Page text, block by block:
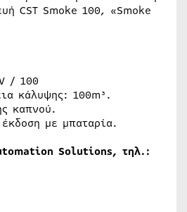
CST Smoke 100, «Smoke
/ 100
κάλυψης: 100m³.
καπνού.
με μπαταρία.
Solutions, τηλ.: